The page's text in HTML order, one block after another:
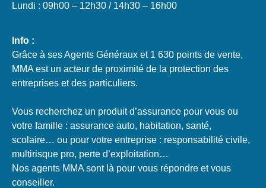
Lundi : 09h00 – 12h30 / 14h30 – 16h00
Info :
Grâce à ses Agents Généraux et 1 630 points de vente,
MMA est un acteur de proximité de la protection des
entreprises et des particuliers.
Vous recherchez un produit d’assurance pour vous ou
votre famille : assurance auto, habitation, santé,
scolaire… ou pour votre entreprise : responsabilité civile,
multirisque pro, perte d’exploitation…
Nos agents MMA sont là pour vous répondre et vous
conseiller.